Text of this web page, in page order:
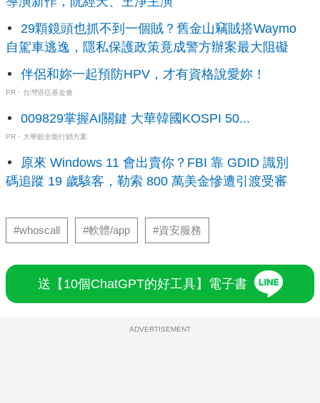
29顆鏡頭也抓不到一個賊？舊金山竊賊搭Waymo
自駕車逃逸，隱私保護政策竟成警方辦案最大阻礙
伴侶和妳一起預防HPV，才有資格說愛妳！
PR・台灣癌症基金會
009829掌握AI關鍵 大華韓國KOSPI 50...
PR・大華銀全能行銷方案
原來 Windows 11 會出賣你？FBI 靠 GDID 識別
碼追蹤 19 歲駭客，勒索 800 萬美金慘遭引渡受審
#whoscall #軟體/app #資安服務
送【10個ChatGPT的好工具】電子書
ADVERTISEMENT